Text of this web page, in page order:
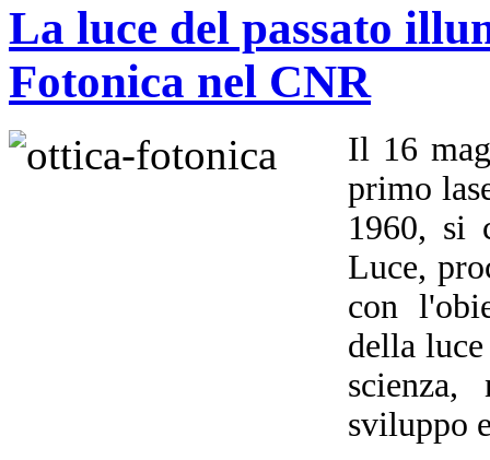
La luce del passato
Fotonica nel CNR
Il 16
primo
1960, si
Luce,
con
della
scienza,
sviluppo